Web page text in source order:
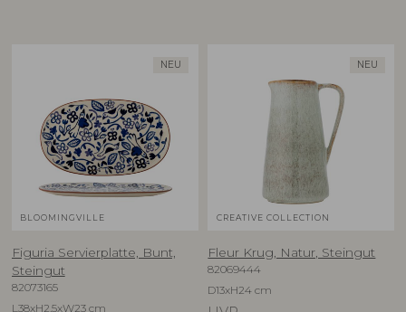
NEU
BLOOMINGVILLE
Figuria Servierplatte, Bunt,
Steingut
82073165
L38xH2,5xW23 cm
NEU
CREATIVE COLLECTION
Fleur Krug, Natur, Steingut
82069444
D13xH24 cm